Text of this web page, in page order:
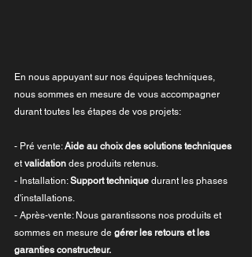
En nous appuyant sur nos équipes techniques,
nous sommes en mesure de vous accompagner
durant toutes les étapes de vos projets:
- Pré vente: Aide au choix des solutions techniques
et validation des produits retenus.
- Installation: Support technique durant les phases
d'installations.
- Après-vente: Nous garantissons nos produits et
sommes en mesure de gérer les retours et les
garanties constructeur.